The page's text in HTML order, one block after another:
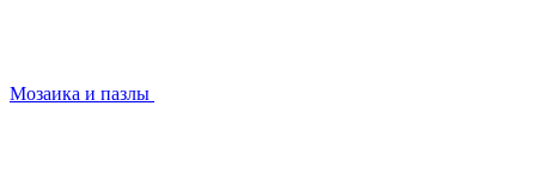
Мозаика и пазлы